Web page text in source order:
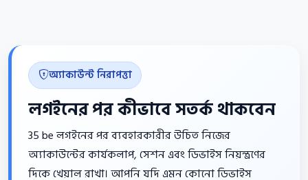
অ্যাকাউন্ট নিরাপত্তা
লগইনের পর কীভাবে সতর্ক থাকবেন
35 be লগইনের পর ব্যবহারকারীর উচিত নিজের
অ্যাকাউন্টের কার্যকলাপ, সেশন এবং ডিভাইস নিয়ন্ত্রণের
দিকে খেয়াল রাখা। আপনি যদি এমন কোনো ডিভাইস